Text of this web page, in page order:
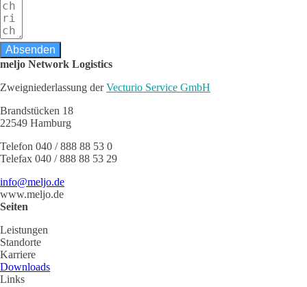
Absenden
meljo Network Logistics
Zweigniederlassung derVecturio Service GmbH
Brandstücken 18
22549 Hamburg
Telefon 040 / 888 88 53 0
Telefax 040 / 888 88 53 29
info@meljo.de
www.meljo.de
Seiten
Leistungen
Standorte
Karriere
Downloads
Links